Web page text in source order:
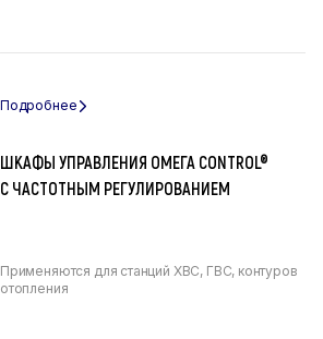
ШКАФЫ УПРАВЛЕНИЯ ОМЕГА CONTROL®
С ЧАСТОТНЫМ РЕГУЛИРОВАНИЕМ
Применяются для станций ХВС, ГВС, контуров
отопления